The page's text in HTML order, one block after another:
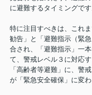
に避難するタイミングです
特に注目すべきは、これ
勧告」と「避難指示（緊
合され、「避難指示」一
て、警戒レベル３に対応
「高齢者等避難」に、警
が「緊急安全確保」に変わ